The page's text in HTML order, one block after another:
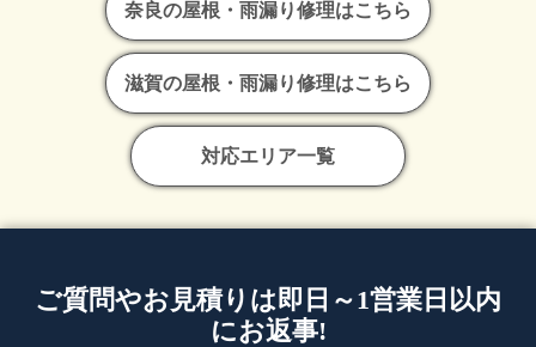
奈良の屋根・雨漏り修理はこちら
滋賀の屋根・雨漏り修理はこちら
対応エリア一覧
ご質問やお見積りは即日～1営業日以内
にお返事!